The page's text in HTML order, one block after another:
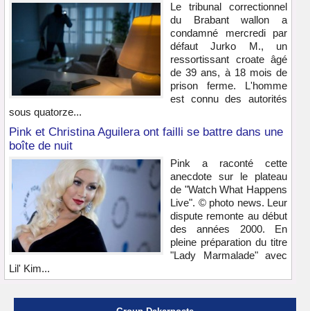
Le tribunal correctionnel
du Brabant wallon a
condamné mercredi par
défaut Jurko M., un
ressortissant croate âgé
de 39 ans, à 18 mois de
prison ferme. L'homme
est connu des autorités
sous quatorze...
Pink et Christina Aguilera ont failli se battre dans une
boîte de nuit
Pink a raconté cette
anecdote sur le plateau
de "Watch What Happens
Live". © photo news. Leur
dispute remonte au début
des années 2000. En
pleine préparation du titre
"Lady Marmalade" avec
Lil' Kim...